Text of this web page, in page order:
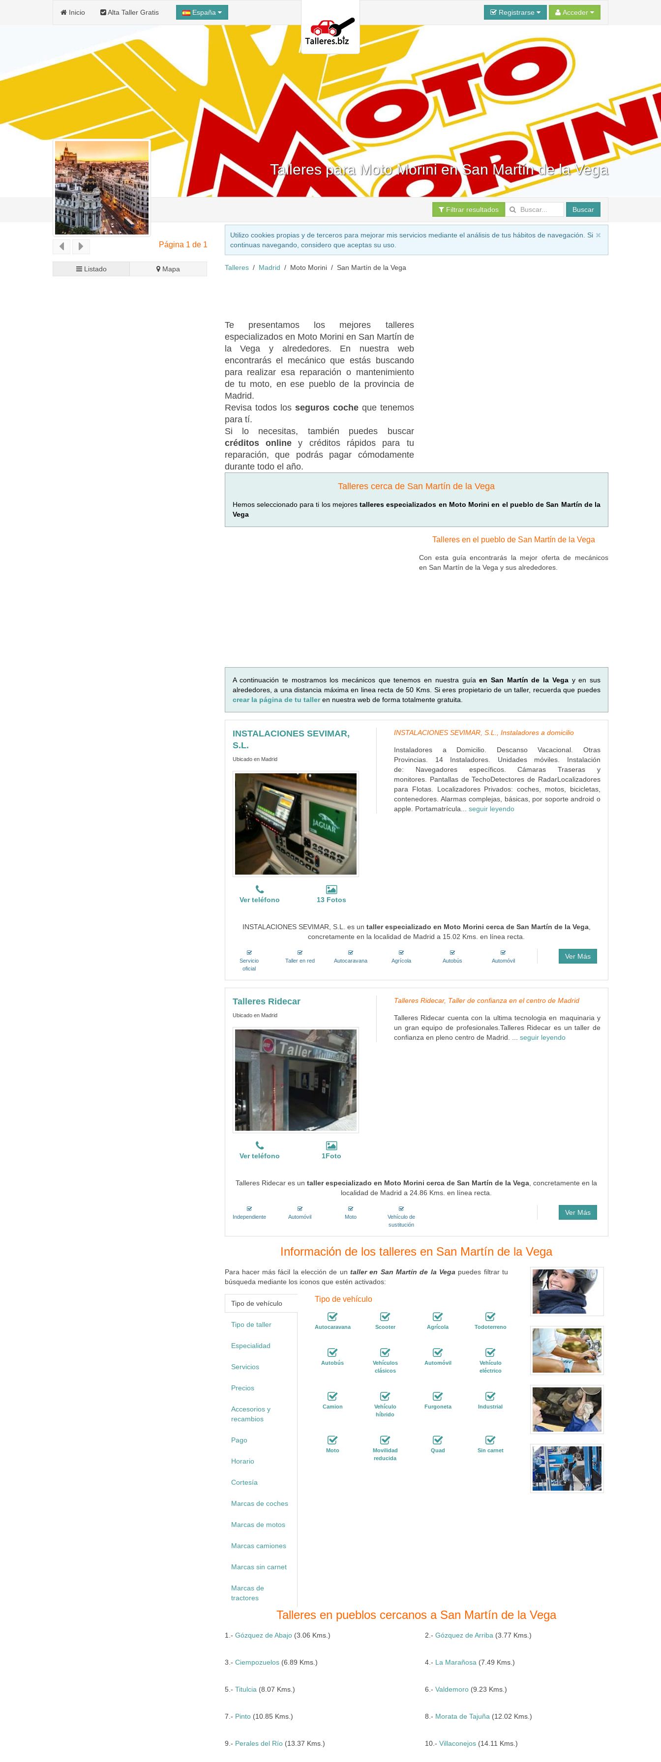
Inicio Alta Taller Gratis España Registrarse Acceder
Talleres para Moto Morini en San Martín de la Vega
Filtrar resultados Buscar
Página 1 de 1
Listado Mapa
Utilizo cookies propias y de terceros para mejorar mis servicios mediante el análisis de tus hábitos de navegación. Si
continuas navegando, considero que aceptas su uso.
Talleres Madrid Moto Morini San Martín de la Vega
Te presentamos los mejores talleres
especializados en Moto Morini en San Martín de
la Vega y alrededores. En nuestra web
encontrarás el mecánico que estás buscando
para realizar esa reparación o mantenimiento
de tu moto, en ese pueblo de la provincia de
Madrid.
Revisa todos los seguros cocheque tenemos
para tí.
Si lo necesitas, también puedes buscar
créditos onliney créditos rápidos para tu
reparación, que podrás pagar cómodamente
durante todo el año.
Talleres cerca de San Martín de la Vega
Hemos seleccionado para ti los mejores talleres especializados en Moto Morini en el pueblo de San Martín de la
Vega
Talleres en el pueblo de San Martín de la Vega
Con esta guía encontrarás la mejor oferta de mecánicos
en San Martín de la Vega y sus alrededores.
A continuación te mostramos los mecánicos que tenemos en nuestra guíaen San Martín de la Vegay en sus
alrededores, a una distancia máxima en linea recta de 50 Kms. Si eres propietario de un taller, recuerda que puedes
crear la página de tu talleren nuestra web de forma totalmente gratuita.
INSTALACIONES SEVIMAR,
S.L.
Ubicado en Madrid
Ver teléfono 13 Fotos
INSTALACIONES SEVIMAR, S.L., Instaladores a domicilio
Instaladores a Domicilio. Descanso Vacacional. Otras
Provincias. 14 Instaladores. Unidades móviles. Instalación
de: Navegadores específicos. Cámaras Traseras y
monitores. Pantallas de TechoDetectores de RadarLocalizadores
para Flotas. Localizadores Privados: coches, motos, bicicletas,
contenedores. Alarmas complejas, básicas, por soporte android o
apple. Portamatrícula... seguir leyendo
INSTALACIONES SEVIMAR, S.L. es un taller especializado en Moto Morini cerca de San Martín de la Vega,
concretamente en la localidad de Madrid a 15.02 Kms. en línea recta.
Servicio
oficial
Taller en red Autocaravana Agrícola Autobús Automóvil
Ver Más
Talleres Ridecar
Ubicado en Madrid
Ver teléfono 1Foto
Talleres Ridecar, Taller de confianza en el centro de Madrid
Talleres Ridecar cuenta con la ultima tecnologia en maquinaria y
un gran equipo de profesionales.Talleres Ridecar es un taller de
confianza en pleno centro de Madrid. ... seguir leyendo
Talleres Ridecar es untaller especializado en Moto Morini cerca de San Martín de la Vega , concretamente en la
localidad de Madrid a 24.86 Kms. en línea recta.
Independiente Automóvil Moto
Vehículo de
sustitución
Ver Más
Información de los talleres en San Martín de la Vega
Para hacer más fácil la elección de untaller en San Martín de la Vega puedes filtrar tu
búsqueda mediante los iconos que estén activados:
Tipo de vehículo
Tipo de taller
Especialidad
Servicios
Precios
Accesorios y
recambios
Pago
Horario
Cortesía
Marcas de coches
Marcas de motos
Marcas camiones
Marcas sin carnet
Marcas de
tractores
Tipo de vehículo
Autocaravana Scooter Agrícola Todoterreno
Autobús
Vehículos
clásicos
Automóvil
Vehículo
eléctrico
Camion
Vehículo
híbrido
Furgoneta Industrial
Moto
Movilidad
reducida
Quad Sin carnet
Talleres en pueblos cercanos a San Martín de la Vega
1.- Gózquez de Abajo(3.06 Kms.) 2.-Gózquez de Arriba (3.77 Kms.)
3.- Ciempozuelos(6.89 Kms.) 4.- La Marañosa (7.49 Kms.)
5.- Titulcia (8.07 Kms.) 6.-Valdemoro (9.23 Kms.)
7.- Pinto(10.85 Kms.) 8.- Morata de Tajuña (12.02 Kms.)
9.- Perales del Río(13.37 Kms.) 10.-Villaconejos (14.11 Kms.)